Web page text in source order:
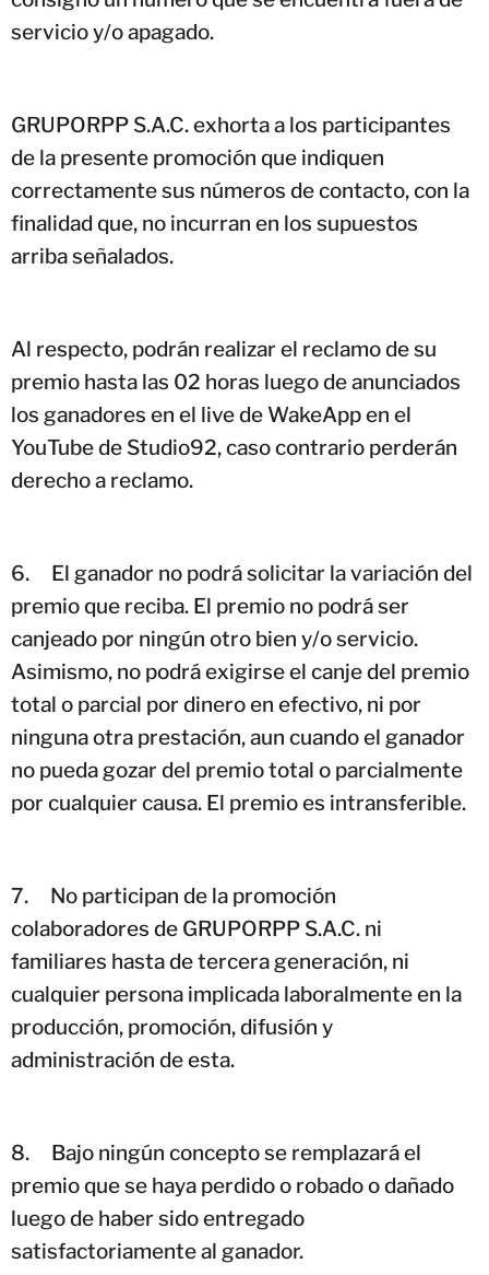
servicio y/o apagado.
GRUPORPP S.A.C. exhorta a los participantes
de la presente promoción que indiquen
correctamente sus números de contacto, con la
finalidad que, no incurran en los supuestos
arriba señalados.
Al respecto, podrán realizar el reclamo de su
premio hasta las 02 horas luego de anunciados
los ganadores en el live de WakeApp en el
YouTube de Studio92, caso contrario perderán
derecho a reclamo.
6. El ganador no podrá solicitar la variación del
premio que reciba. El premio no podrá ser
canjeado por ningún otro bien y/o servicio.
Asimismo, no podrá exigirse el canje del premio
total o parcial por dinero en efectivo, ni por
ninguna otra prestación, aun cuando el ganador
no pueda gozar del premio total o parcialmente
por cualquier causa. El premio es intransferible.
7. No participan de la promoción
colaboradores de GRUPORPP S.A.C. ni
familiares hasta de tercera generación, ni
cualquier persona implicada laboralmente en la
producción, promoción, difusión y
administración de esta.
8. Bajo ningún concepto se remplazará el
premio que se haya perdido o robado o dañado
luego de haber sido entregado
satisfactoriamente al ganador.